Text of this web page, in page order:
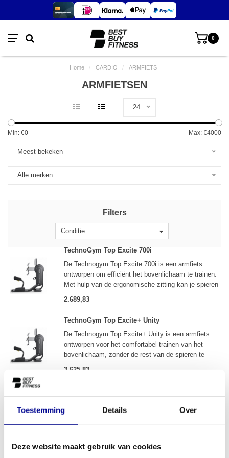
Toestemming Details Over
Deze website maakt gebruik van cookies
0
Home / CARDIO / ARMFIETS
ARMFIETSEN
24
Min: €0 Max: €4000
Meest bekeken
Alle merken
Filters
Conditie
TechnoGym Top Excite 700i
De Technogym Top Excite 700i is een armfiets
ontworpen om efficiënt het bovenlichaam te trainen.
Met hulp van de ergonomische zitting kan je spieren
in je rug, schouders en armen juist aanspannen om
meer spierkracht en conditie te ontwikkelen.
2.689,83
TechnoGym Top Excite+ Unity
De Technogym Top Excite+ Unity is een armfiets
ontworpen voor het comfortabel trainen van het
bovenlichaam, zonder de rest van de spieren te
3.625,83
Armfietsen
Een armfiets, ook wel een arm ergometer genoemd, is een
relatief onbekend fitnessapparaat. De eerste gedachte bij de
benen? Echter, het is wel zo dat armfietsen vaak te vinden zijn in